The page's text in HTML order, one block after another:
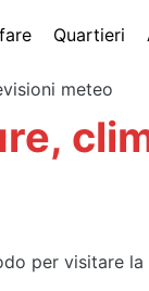
Quartieri
meteo
per visitare